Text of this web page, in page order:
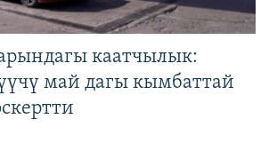
каатчылык:
май дагы кымбаттай